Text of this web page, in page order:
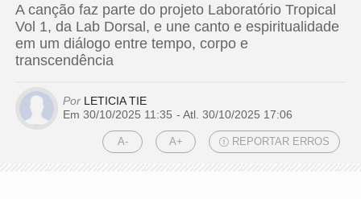
A canção faz parte do projeto Laboratório Tropical
Vol 1, da Lab Dorsal, e une canto e espiritualidade
em um diálogo entre tempo, corpo e
transcendência
Por LETICIA TIE
Em 30/10/2025 11:35 - Atl. 30/10/2025 17:06
A- A+ REPORTAR ERROS